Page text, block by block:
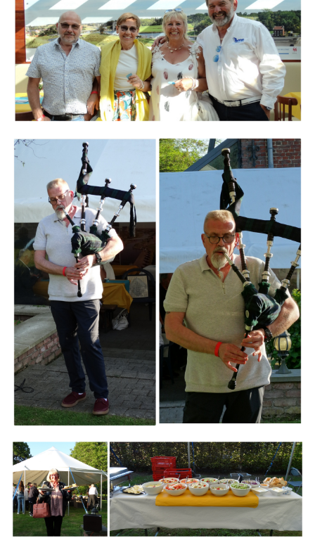
Branding
ARMCHAIR
Branding
ARMCHAIR